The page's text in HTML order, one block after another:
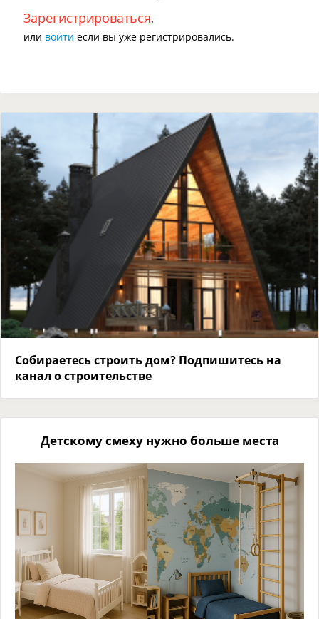
Зарегистрироваться,
или войти если вы уже регистрировались.
Собираетесь строить дом? Подпишитесь на
канал о строительстве
Детскому смеху нужно больше места